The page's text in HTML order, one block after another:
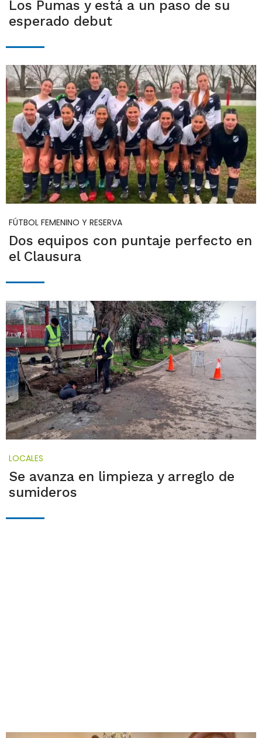
Los Pumas y está a un paso de su
esperado debut
FÚTBOL FEMENINO Y RESERVA
Dos equipos con puntaje perfecto en
el Clausura
LOCALES
Se avanza en limpieza y arreglo de
sumideros